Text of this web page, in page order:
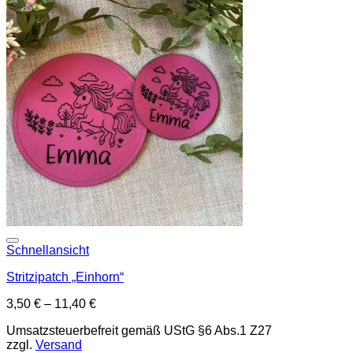
Schnellansicht
Stritzipatch „Einhorn“
3,50 € – 11,40 €
Umsatzsteuerbefreit gemäß UStG §6 Abs.1 Z27
zzgl. Versand